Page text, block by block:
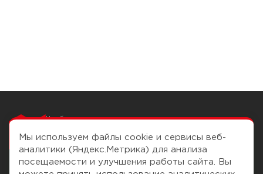
Чтобы вам легко
Мы используем файлы cookie и сервисы веб-
аналитики (Яндекс.Метрика) для анализа
посещаемости и улучшения работы сайта. Вы